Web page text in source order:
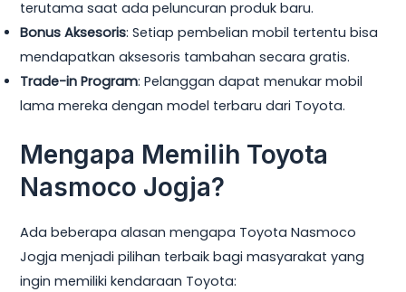
terutama saat ada peluncuran produk baru.
Bonus Aksesoris: Setiap pembelian mobil tertentu bisa
mendapatkan aksesoris tambahan secara gratis.
Trade-in Program: Pelanggan dapat menukar mobil
lama mereka dengan model terbaru dari Toyota.
Mengapa Memilih Toyota
Nasmoco Jogja?
Ada beberapa alasan mengapa Toyota Nasmoco
Jogja menjadi pilihan terbaik bagi masyarakat yang
ingin memiliki kendaraan Toyota: